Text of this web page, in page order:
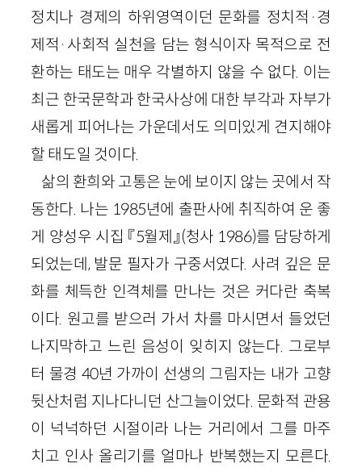
정치나 경제의 하위영역이던 문화를 정치적·경
제적·사회적 실천을 담는 형식이자 목적으로 전
환하는 태도는 매우 각별하지 않을 수 없다. 이는
최근 한국문학과 한국사상에 대한 부각과 자부가
새롭게 피어나는 가운데서도 의미있게 견지해야
할 태도일 것이다.
삶의 환희와 고통은 눈에 보이지 않는 곳에서 작
동한다. 나는 1985년에 출판사에 취직하여 운 좋
게 양성우 시집 『5월제』(청사 1986)를 담당하게
되었는데, 발문 필자가 구중서였다. 사려 깊은 문
화를 체득한 인격체를 만나는 것은 커다란 축복
이다. 원고를 받으러 가서 차를 마시면서 들었던
나지막하고 느린 음성이 잊히지 않는다. 그로부
터 물경 40년 가까이 선생의 그림자는 내가 고향
뒷산처럼 지나다니던 산그늘이었다. 문화적 관용
이 넉넉하던 시절이라 나는 거리에서 그를 마주
치고 인사 올리기를 얼마나 반복했는지 모른다.